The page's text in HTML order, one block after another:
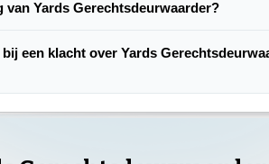
van Yards Gerechtsdeurwaarder?
een klacht over Yards